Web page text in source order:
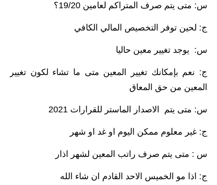
المرحلة المتوسطة
المرحلة الاعدادية
اسئلة وزارية
المرحلة الابتدائية
س: متى يتم صرف المتراكم لعامين 19/20؟
ج: لحين توفر التخصيص المالي الكافي
س: يوجد تغيير معين حاليا
ج: نعم بإمكانك تغيير المعين متى ما تشاء لكون تغيير
المعين من حق المعاق
س: متى يتم الاصدار الماستر للقرارات 2021
ج: غير معلوم ممكن اليوم او غد او شهر
س : متى يتم صرف راتب المعين لشهر اذار
ج: اذا مو الخميس الاحد القادم ان شاء الله